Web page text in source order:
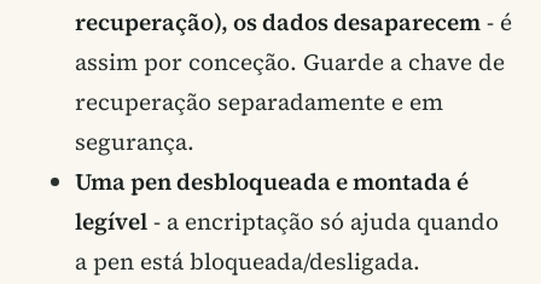
recuperação), os dados desaparecem- é
assim por conceção. Guarde a chave de
recuperação separadamente e em
segurança.
Uma pen desbloqueada e montada é
legível- a encriptação só ajuda quando
a pen está bloqueada/desligada.